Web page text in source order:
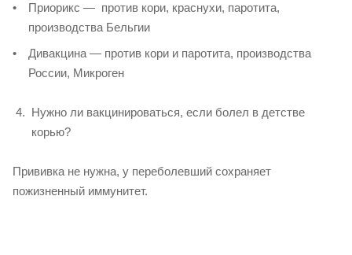
Приорикс — против кори, краснухи, паротита,
производства Бельгии
Дивакцина — против кори и паротита, производства
России, Микроген
Нужно ли вакцинироваться, если болел в детстве
корью?
Прививка не нужна, у переболевший сохраняет
пожизненный иммунитет.